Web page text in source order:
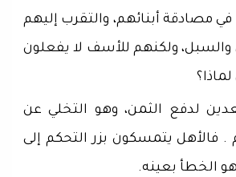
مصادقة أبنائهم، والتقرب إليهم
والسبل، ولكنهم للأسف لا يفعلون
لدفع الثمن، وهو التخلي عن
. فالأهل يتمسكون بزر التحكم إلى
هو الخطأ بعينه.